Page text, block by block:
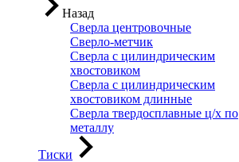
Назад
Сверла центровочные
Сверло-метчик
Сверла с цилиндрическим
хвостовиком
Сверла с цилиндрическим
хвостовиком длинные
Сверла твердосплавные ц/х по
металлу
Тиски